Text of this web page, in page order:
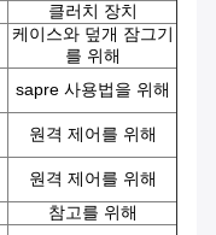
클러치 장치
케이스와 덮개 잠그기
를 위해
sapre 사용법을 위해
원격 제어를 위해
원격 제어를 위해
참고를 위해